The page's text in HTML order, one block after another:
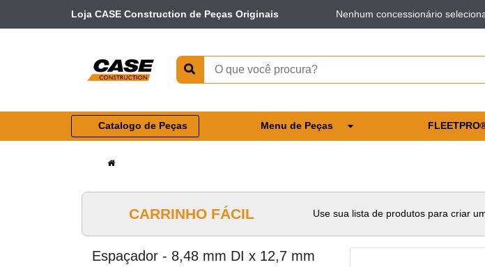
Loja CASE Construction de Peças Originais Nenhum concessionário
Catalogo de Peças Menu de Peças
CARRINHO FÁCIL Use sua lista de produtos para criar
Espaçador - 8,48 mm DI x 12,7 mm